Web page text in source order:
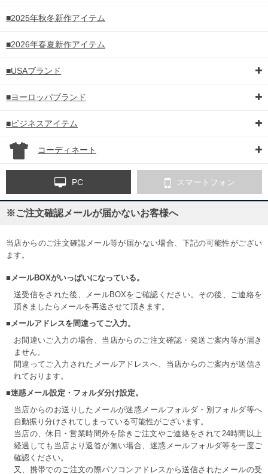
■2025年秋冬新作アイテム
■2026年春夏新作アイテム
■USAブランド
■ヨーロッパブランド
■ビジネスアイテム
コーディネート
PC スマートフォン
※ご注文確認メールが届かないお客様へ
当店からのご注文確認メール等が届かない場合、下記の可能性がござい
ます。
■メールBOXがいっぱいになっている。
送受信をされた後、メールBOXをご確認ください。その後、ご連絡を
頂きましたらメールを再送させて頂きます。
■メールアドレスを間違ってご入力。
お間違いご入力の場合、当店からのご注文確認・発送ご案内等が届き
ません。
間違ってご入力されたメールアドレスへ、当店からのご案内が送信さ
れております。
■迷惑メール設定・フォルダ分け設定。
当店からのお送りしたメールが迷惑メールフォルダ・別フォルダ等へ
自動振り分けされてしまっている可能性がございます。
当店の、休日・営業時間外を除きご注文やご連絡をされて24時間以上
経過しても当店より返答が無い場合、迷惑メールフォルダ等を一度ご
確認ください。
又、携帯でのご注文の際パソコンアドレスから送信されたメールの受